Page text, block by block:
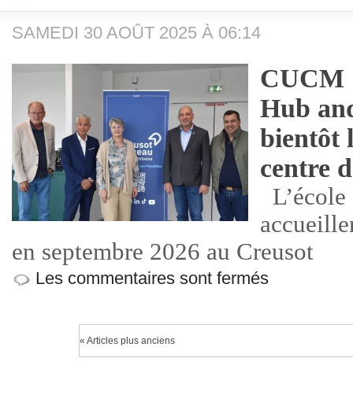
SAMEDI 30 AOÛT 2025 À 06:14
CUCM
Hub
bientôt
centre
en septembre 2026 au Creusot
Les commentaires sont fermés
« Articles plus anciens